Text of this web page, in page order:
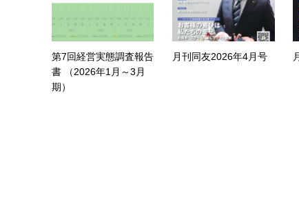
第7回経営実態調査報告
書 （2026年1月～3月
期）
月刊同友2026年4月号